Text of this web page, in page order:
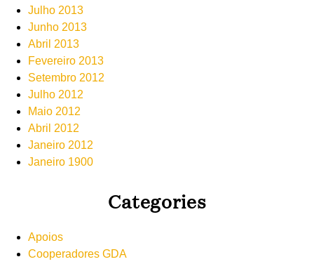
Julho 2013
Junho 2013
Abril 2013
Fevereiro 2013
Setembro 2012
Julho 2012
Maio 2012
Abril 2012
Janeiro 2012
Janeiro 1900
Categories
Apoios
Cooperadores GDA